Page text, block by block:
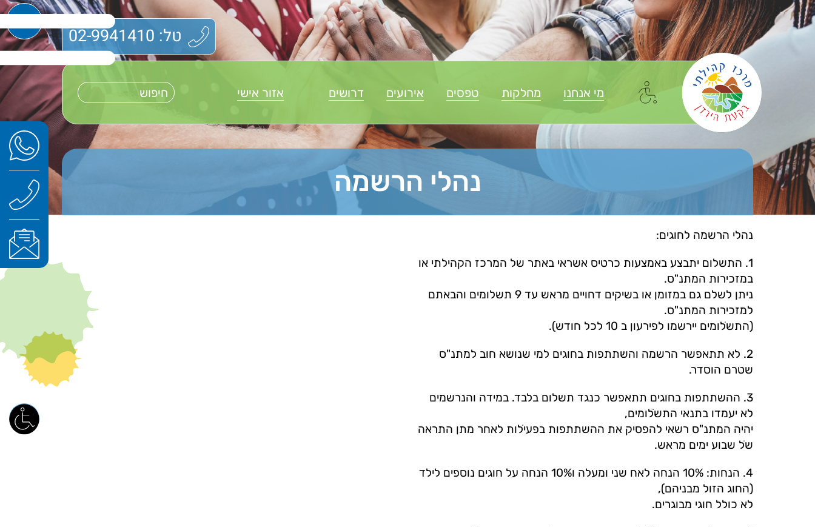
טל: 02-9941410
מי אנחנו מחלקות טפסים אירועים דרושים אזור אישי
נהלי הרשמה
נהלי הרשמה לחוגים:
1. התשלום יתבצע באמצעות כרטיס אשראי באתר של המרכז הקהילתי או
במזכירות המתנ"ס.
ניתן לשלם גם במזומן או בשיקים דחויים מראש עד 9 תשלומים והבאתם
למזכירות המתנ"ס.
(התשֹלומים יירשמו לפירעון ב 10 לכל חודש).
2. לא תתאפשר הרשמה והשתתפות בחוגים למי שנושא חוב למתנ"ס
שטרם הוסדר.
3. ההשתתפות בחוגים תתאפשר כנגד תשלום בלבד. במידה והנרשמים
לא יעמדו בתנאי התשֹלומים,
יהיה המתנ"ס רשאי להפסיק את ההשתתפות בפעיֹלות לאחר מתן התראה
שֹל שבוע ימים מראש.
4. הנחות: 10% הנחה לאח שני ומעלה ו10% הנחה על חוגים נוספים לילד
(החוג הזול מבניהם),
לא כולל חוגי מבוגרים.